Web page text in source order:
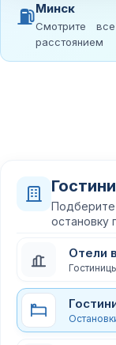
⛽Минск
Смотрите
расстоянием
остановку
Отели